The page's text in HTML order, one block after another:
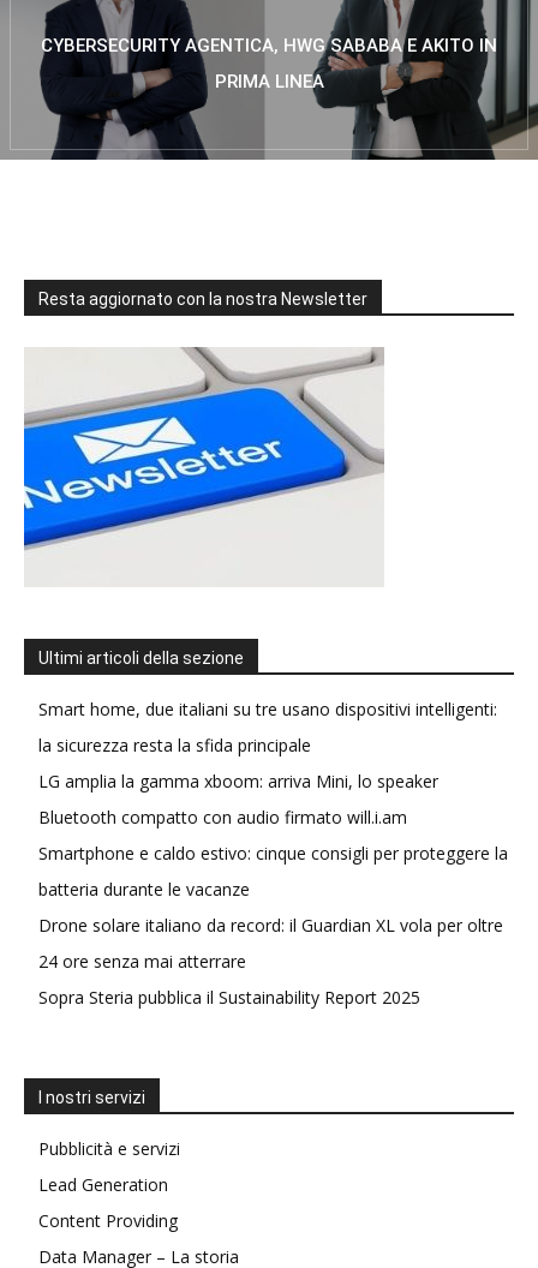
CYBERSECURITY AGENTICA, HWG SABABA E AKITO IN
PRIMA LINEA
Resta aggiornato con la nostra Newsletter
Ultimi articoli della sezione
Smart home, due italiani su tre usano dispositivi intelligenti:
la sicurezza resta la sfida principale
LG amplia la gamma xboom: arriva Mini, lo speaker
Bluetooth compatto con audio firmato will.i.am
Smartphone e caldo estivo: cinque consigli per proteggere la
batteria durante le vacanze
Drone solare italiano da record: il Guardian XL vola per oltre
24 ore senza mai atterrare
Sopra Steria pubblica il Sustainability Report 2025
I nostri servizi
Pubblicità e servizi
Lead Generation
Content Providing
Data Manager – La storia